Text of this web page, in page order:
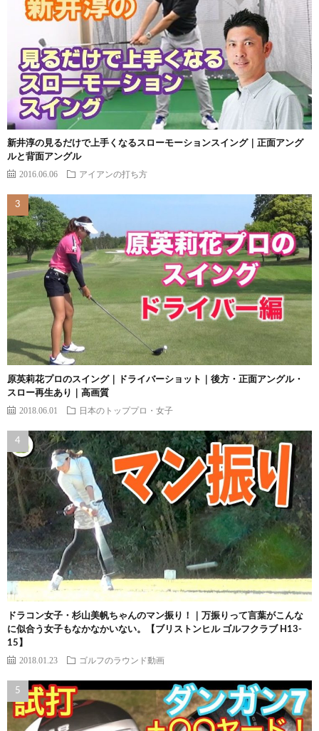
新井淳の見るだけで上手くなるスローモーションスイング｜正面アング
ルと背面アングル
2016.06.06 アイアンの打ち方
原英莉花プロのスイング｜ドライバーショット｜後方・正面アングル・
スロー再生あり｜高画質
2018.06.01 日本のトッププロ・女子
ドラコン女子・杉山美帆ちゃんのマン振り！｜万振りって言葉がこんな
に似合う女子もなかなかいない。【ブリストンヒル ゴルフクラブ H13-
15】
2018.01.23 ゴルフのラウンド動画